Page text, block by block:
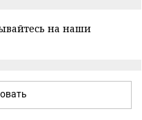
на наши